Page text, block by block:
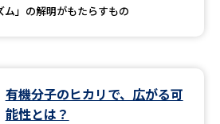
ム」の解明がもたらすもの
有機分子のヒカリで、広がる可
能性とは？